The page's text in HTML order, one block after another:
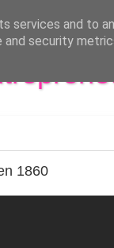
1860
services and to
security